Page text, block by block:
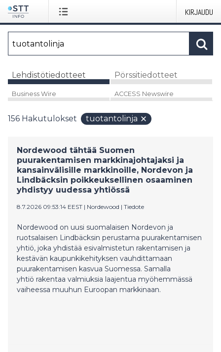
KIRJAUDU
Lehdistötiedotteet Pörssitiedotteet
Business Wire ACCESS Newswire
156 Hakutulokset tuotantolinja
Nordewood tähtää Suomen
puurakentamisen markkinajohtajaksi ja
kansainvälisille markkinoille, Nordevon ja
Lindbäcksin poikkeuksellinen osaaminen
yhdistyy uudessa yhtiössä
8.7.2026 09:53:14 EEST | Nordewood | Tiedote
Nordewood on uusi suomalaisen Nordevon ja
ruotsalaisen Lindbäcksin perustama puurakentamisen
yhtiö, joka yhdistää esivalmistetun rakentamisen ja
kestävän kaupunkikehityksen vauhdittamaan
puurakentamisen kasvua Suomessa. Samalla
yhtiö rakentaa valmiuksia laajentua myöhemmässä
vaiheessa muuhun Euroopan markkinaan.